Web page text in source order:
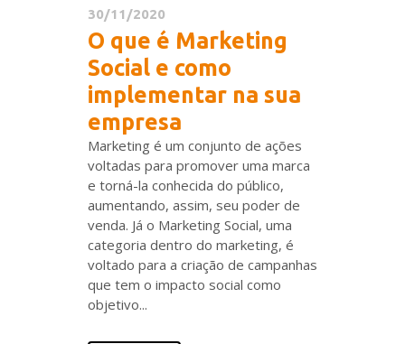
30/11/2020
O que é Marketing
Social e como
implementar na sua
empresa
Marketing é um conjunto de ações
voltadas para promover uma marca
e torná-la conhecida do público,
aumentando, assim, seu poder de
venda. Já o Marketing Social, uma
categoria dentro do marketing, é
voltado para a criação de campanhas
que tem o impacto social como
objetivo...